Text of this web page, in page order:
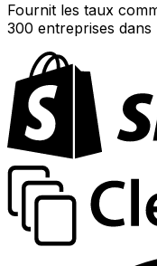
Fournit les taux
300 entreprises dans